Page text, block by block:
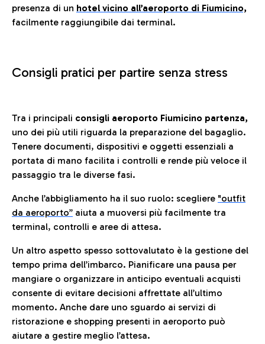
presenza di un hotel vicino all’aeroporto di Fiumicino,
facilmente raggiungibile dai terminal.
Consigli pratici per partire senza stress
Tra i principali consigli aeroporto Fiumicino partenza,
uno dei più utili riguarda la preparazione del bagaglio.
Tenere documenti, dispositivi e oggetti essenziali a
portata di mano facilita i controlli e rende più veloce il
passaggio tra le diverse fasi.
Anche l’abbigliamento ha il suo ruolo: scegliere "outfit
da aeroporto” aiuta a muoversi più facilmente tra
terminal, controlli e aree di attesa.
Un altro aspetto spesso sottovalutato è la gestione del
tempo prima dell’imbarco. Pianificare una pausa per
mangiare o organizzare in anticipo eventuali acquisti
consente di evitare decisioni affrettate all’ultimo
momento. Anche dare uno sguardo ai servizi di
ristorazione e shopping presenti in aeroporto può
aiutare a gestire meglio l’attesa.